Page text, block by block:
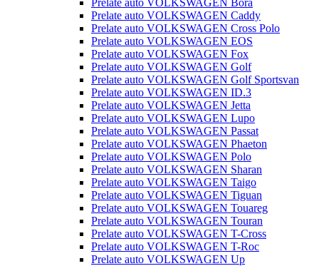
Prelate auto VOLKSWAGEN Caddy
Prelate auto VOLKSWAGEN Cross Polo
Prelate auto VOLKSWAGEN EOS
Prelate auto VOLKSWAGEN Fox
Prelate auto VOLKSWAGEN Golf
Prelate auto VOLKSWAGEN Golf Sportsvan
Prelate auto VOLKSWAGEN ID.3
Prelate auto VOLKSWAGEN Jetta
Prelate auto VOLKSWAGEN Lupo
Prelate auto VOLKSWAGEN Passat
Prelate auto VOLKSWAGEN Phaeton
Prelate auto VOLKSWAGEN Polo
Prelate auto VOLKSWAGEN Sharan
Prelate auto VOLKSWAGEN Taigo
Prelate auto VOLKSWAGEN Tiguan
Prelate auto VOLKSWAGEN Touareg
Prelate auto VOLKSWAGEN Touran
Prelate auto VOLKSWAGEN T-Cross
Prelate auto VOLKSWAGEN T-Roc
Prelate auto VOLKSWAGEN Up